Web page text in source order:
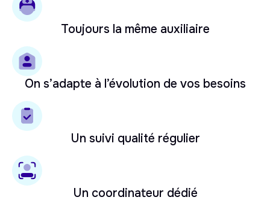
Toujours la même auxiliaire
On s’adapte à l’évolution de vos besoins
Un suivi qualité régulier
Un coordinateur dédié